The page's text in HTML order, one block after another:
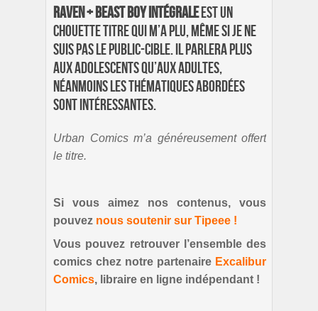
Raven + Beast Boy Intégraleest un
chouette titre qui m’a plu, même si je ne
suis pas le public-cible. Il parlera plus
aux adolescents qu’aux adultes,
néanmoins les thématiques abordées
sont intéressantes.
Urban Comics m’a généreusement offert
le titre.
Si vous aimez nos contenus, vous
pouvez nous soutenir sur Tipeee !
Vous pouvez retrouver l’ensemble des
comics chez notre partenaire Excalibur
Comics, libraire en ligne indépendant !